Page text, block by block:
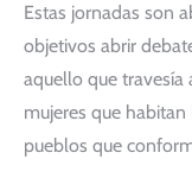
Estas jornadas son
objetivos abrir
aquello que travesía
mujeres que
pueblos que